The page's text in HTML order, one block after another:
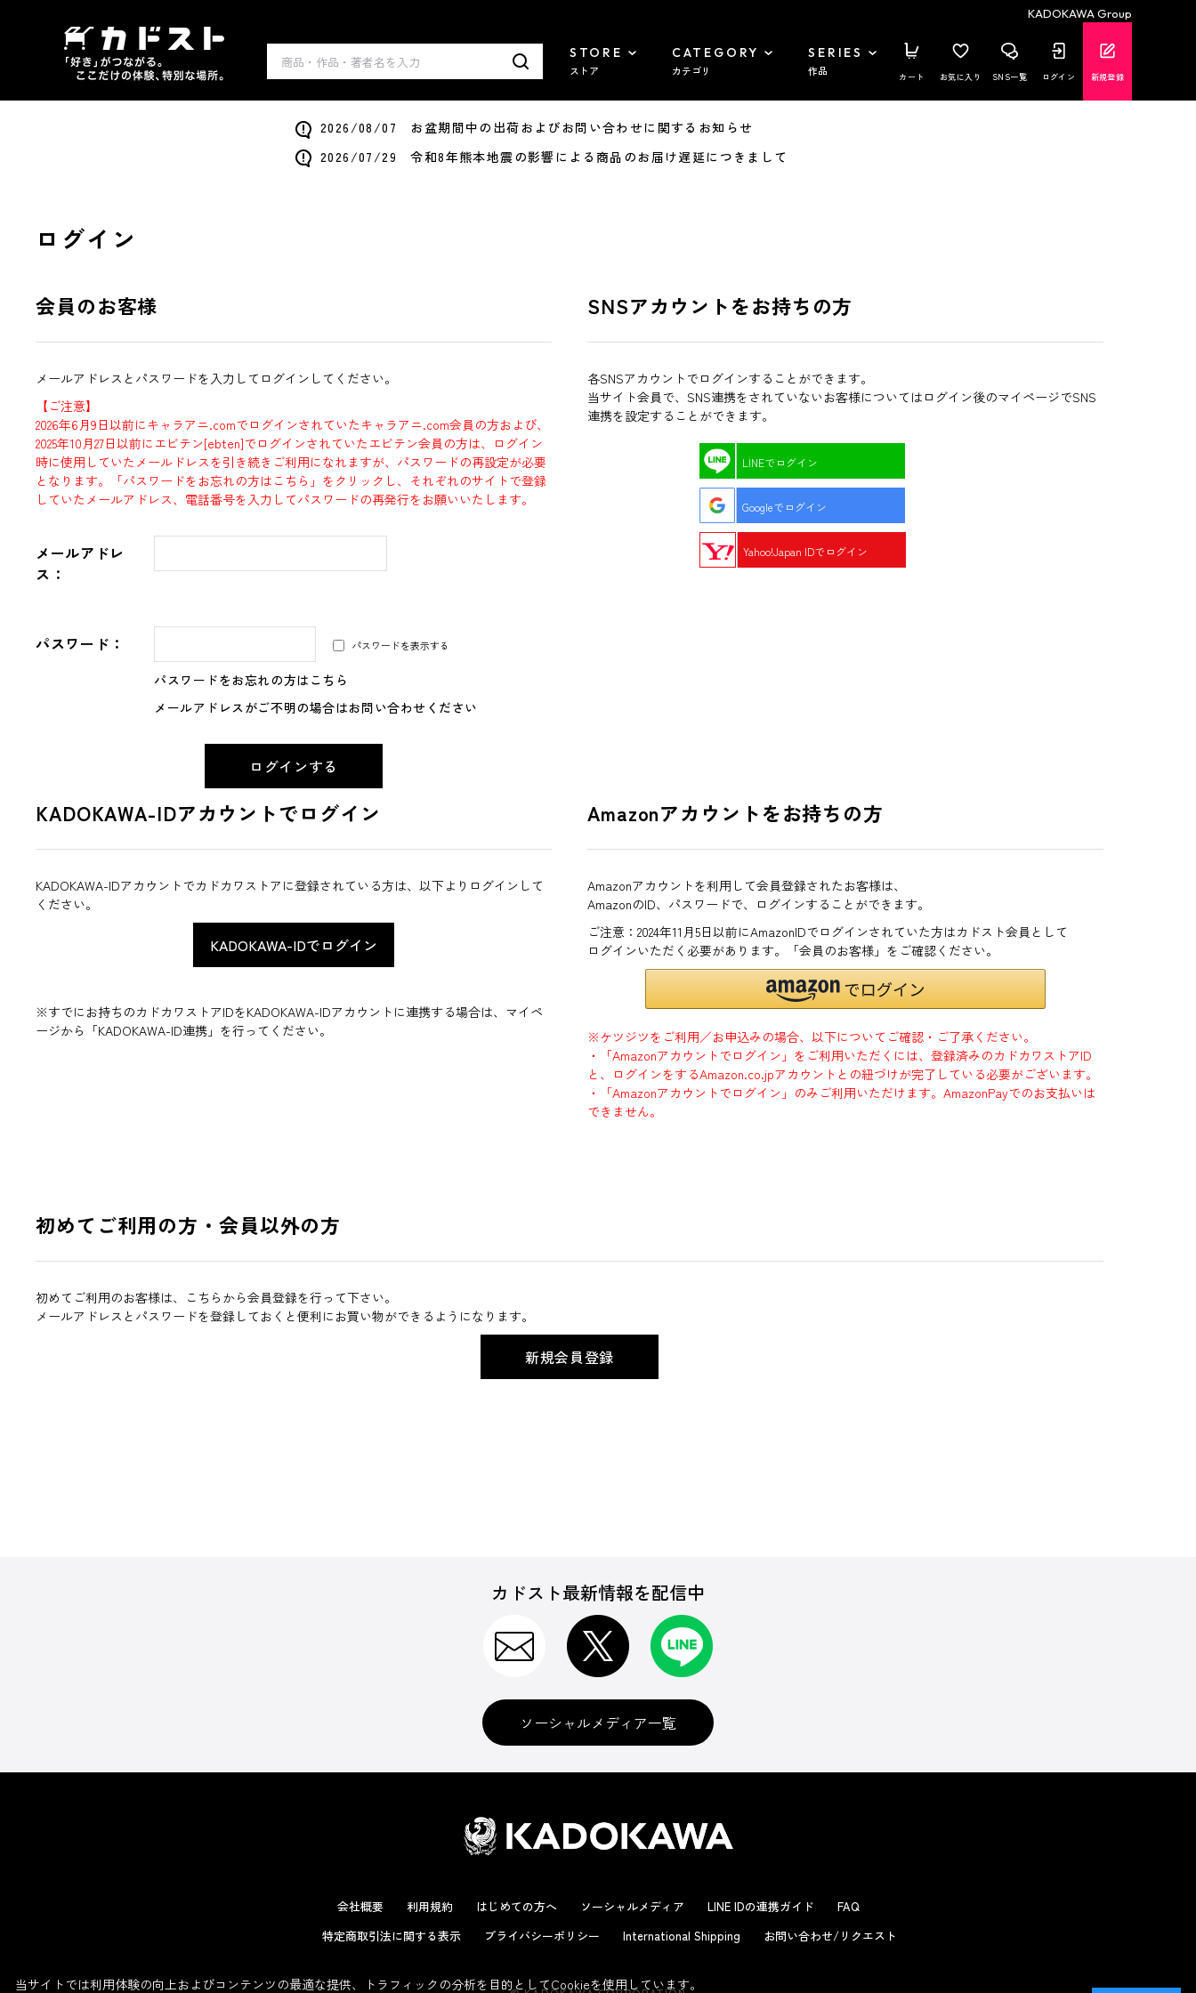
KADOKAWA Group
STORE
ストア
CATEGORY
カテゴリ
SERIES
作品 カート お気に入り SNS一覧 ログイン 新規登録
2026/08/07 お盆期間中の出荷およびお問い合わせに関するお知らせ
2026/07/29 令和8年熊本地震の影響による商品のお届け遅延につきまして
ログイン
会員のお客様
メールアドレスとパスワードを入力してログインしてください。
【ご注意】
2026年6月9日以前にキャラアニ.comでログインされていたキャラアニ.com会員の方および、
2025年10月27日以前にエビテン[ebten]でログインされていたエビテン会員の方は、ログイン
時に使用していたメールドレスを引き続きご利用になれますが、パスワードの再設定が必要
となります。「パスワードをお忘れの方はこちら」をクリックし、それぞれのサイトで登録
していたメールアドレス、電話番号を入力してパスワードの再発行をお願いいたします。
メールアドレ
ス：
パスワード： パスワードを表示する
パスワードをお忘れの方はこちら
メールアドレスがご不明の場合はお問い合わせください
KADOKAWA-IDアカウントでログイン
KADOKAWA-IDアカウントでカドカワストアに登録されている方は、以下よりログインして
ください。
※すでにお持ちのカドカワストアIDをKADOKAWA-IDアカウントに連携する場合は、マイペ
ージから「KADOKAWA-ID連携」を行ってください。
SNSアカウントをお持ちの方
各SNSアカウントでログインすることができます。
当サイト会員で、SNS連携をされていないお客様についてはログイン後のマイページでSNS
連携を設定することができます。
LINEでログイン
Googleでログイン
Yahoo!Japan IDでログイン
Amazonアカウントをお持ちの方
Amazonアカウントを利用して会員登録されたお客様は、
AmazonのID、パスワードで、ログインすることができます。
ご注意：2024年11月5日以前にAmazonIDでログインされていた方はカドスト会員として
ログインいただく必要があります。「会員のお客様」をご確認ください。
※ケツジツをご利用／お申込みの場合、以下についてご確認・ご了承ください。
・「Amazonアカウントでログイン」をご利用いただくには、登録済みのカドカワストアID
と、ログインをするAmazon.co.jpアカウントとの紐づけが完了している必要がございます。
・「Amazonアカウントでログイン」のみご利用いただけます。AmazonPayでのお支払いは
できません。
初めてご利用の方・会員以外の方
初めてご利用のお客様は、こちらから会員登録を行って下さい。
メールアドレスとパスワードを登録しておくと便利にお買い物ができるようになります。
カドスト最新情報を配信中
ソーシャルメディア一覧
会社概要 利用規約 はじめての方へ ソーシャルメディア LINE IDの連携ガイド
FAQ
特定商取引法に関する表示
プライバシーポリシー International Shipping お問い合わせ/リクエスト
当サイトでは利用体験の向上およびコンテンツの最適な提供、トラフィックの分析を目的としてCookieを使用しています。